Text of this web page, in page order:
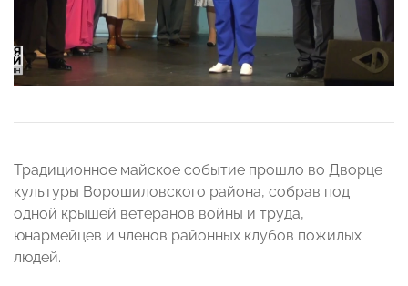
Традиционное майское событие прошло во Дворце
культуры Ворошиловского района, собрав под
одной крышей ветеранов войны и труда,
юнармейцев и членов районных клубов пожилых
людей.